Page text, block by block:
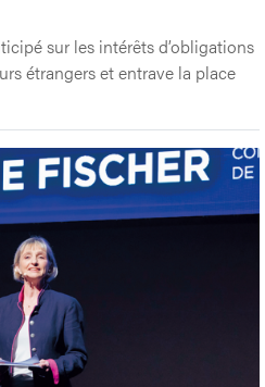
sur les intérêts d’obligations
étrangers et entrave la place